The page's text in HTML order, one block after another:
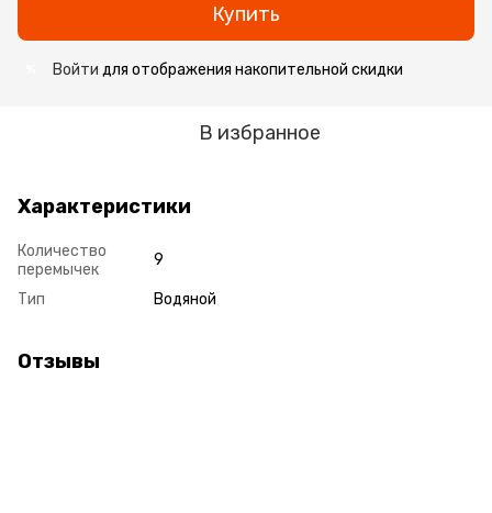
Купить
Войти для отображения накопительной скидки
В избранное
Характеристики
Количество
перемычек
9
Тип Водяной
Отзывы